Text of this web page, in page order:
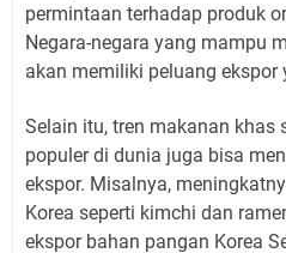
permintaan terhadap produk
Negara-negara yang mampu
akan memiliki peluang ekspor
Selain itu, tren makanan khas
populer di dunia juga bisa
ekspor. Misalnya,
Korea seperti kimchi dan
ekspor bahan pangan Korea